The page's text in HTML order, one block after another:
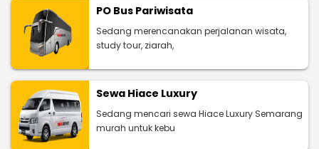
PO Bus Pariwisata
Sedang merencanakan perjalanan wisata,
study tour, ziarah,
Sewa Hiace Luxury
Sedang mencari sewa Hiace Luxury Semarang
murah untuk kebu